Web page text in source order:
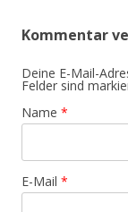
Kommentar
Deine E-Mail-
Felder sind
Name *
E-Mail *